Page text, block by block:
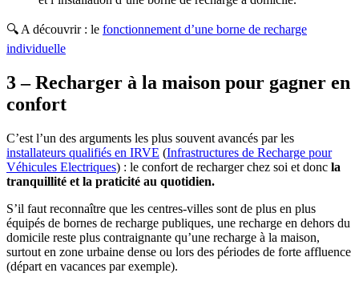
🔍 A découvrir : le fonctionnement d’une borne de recharge
individuelle
3 – Recharger à la maison pour gagner en
confort
C’est l’un des arguments les plus souvent avancés par les
installateurs qualifiés en IRVE (Infrastructures de Recharge pour
Véhicules Electriques) : le confort de recharger chez soi et donc la
tranquillité et la praticité au quotidien.
S’il faut reconnaître que les centres-villes sont de plus en plus
équipés de bornes de recharge publiques, une recharge en dehors du
domicile reste plus contraignante qu’une recharge à la maison,
surtout en zone urbaine dense ou lors des périodes de forte affluence
(départ en vacances par exemple).